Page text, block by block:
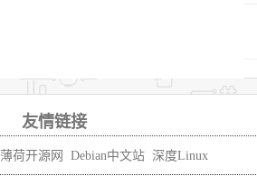
友情链接
薄荷开源网 Debian中文站 深度Linux